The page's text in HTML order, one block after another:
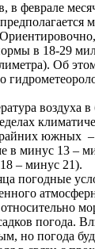
в феврале
в 18-29
Об
воздуха
южных –
в минус 13 –
– минус 21).
погодные
погода.
но погода